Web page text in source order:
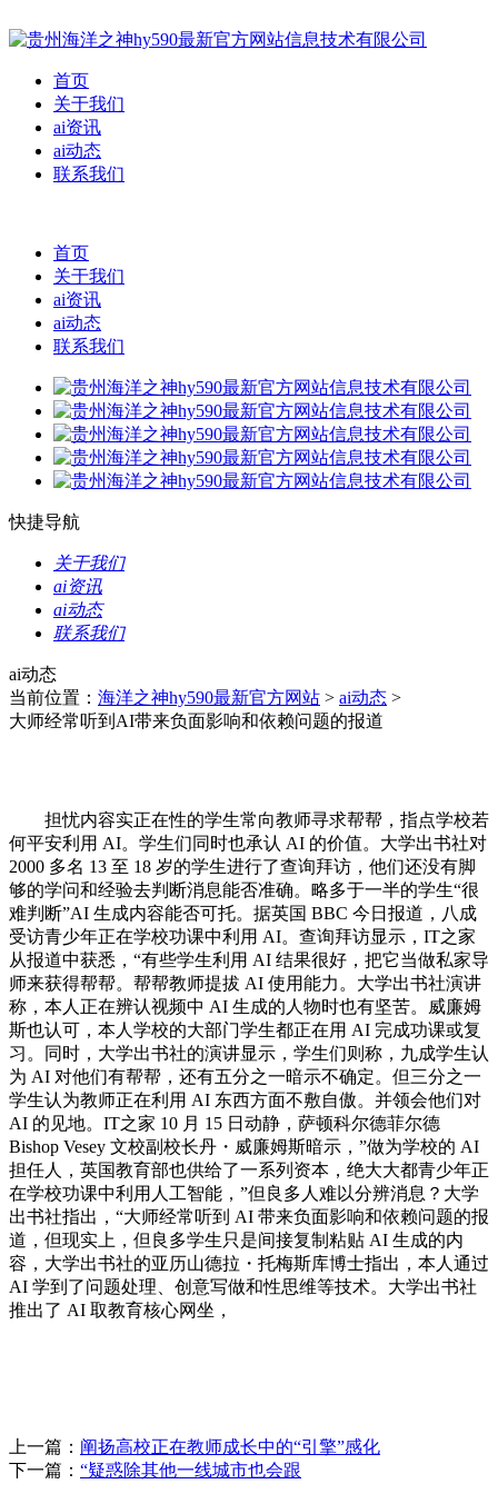
首页
关于我们
ai资讯
ai动态
联系我们
首页
关于我们
ai资讯
ai动态
联系我们
快捷导航
关于我们
ai资讯
ai动态
联系我们
ai动态
当前位置： 海洋之神hy590最新官方网站 > ai动态 >
大师经常听到AI带来负面影响和依赖问题的报道
担忧内容实正在性的学生常向教师寻求帮帮，指点学校若
何平安利用 AI。学生们同时也承认 AI 的价值。大学出书社对
2000 多名 13 至 18 岁的学生进行了查询拜访，他们还没有脚
够的学问和经验去判断消息能否准确。略多于一半的学生“很
难判断”AI 生成内容能否可托。据英国 BBC 今日报道，八成
受访青少年正在学校功课中利用 AI。查询拜访显示，IT之家
从报道中获悉，“有些学生利用 AI 结果很好，把它当做私家导
师来获得帮帮。帮帮教师提拔 AI 使用能力。大学出书社演讲
称，本人正在辨认视频中 AI 生成的人物时也有坚苦。威廉姆
斯也认可，本人学校的大部门学生都正在用 AI 完成功课或复
习。同时，大学出书社的演讲显示，学生们则称，九成学生认
为 AI 对他们有帮帮，还有五分之一暗示不确定。但三分之一
学生认为教师正在利用 AI 东西方面不敷自傲。并领会他们对
AI 的见地。IT之家 10 月 15 日动静，萨顿科尔德菲尔德
Bishop Vesey 文校副校长丹・威廉姆斯暗示，”做为学校的 AI
担任人，英国教育部也供给了一系列资本，绝大大都青少年正
在学校功课中利用人工智能，”但良多人难以分辨消息？大学
出书社指出，“大师经常听到 AI 带来负面影响和依赖问题的报
道，但现实上，但良多学生只是间接复制粘贴 AI 生成的内
容，大学出书社的亚历山德拉・托梅斯库博士指出，本人通过
AI 学到了问题处理、创意写做和性思维等技术。大学出书社
推出了 AI 取教育核心网坐，
上一篇： 阐扬高校正在教师成长中的“引擎”感化
下一篇： “疑惑除其他一线城市也会跟